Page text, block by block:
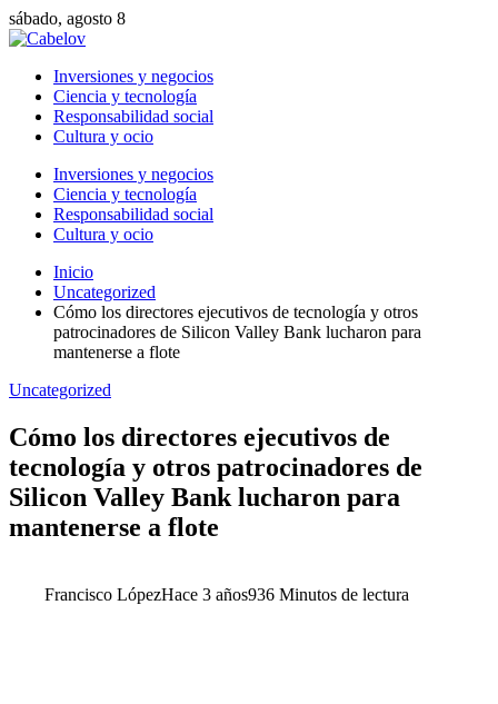
sábado, agosto 8
Inversiones y negocios
Ciencia y tecnología
Responsabilidad social
Cultura y ocio
Inversiones y negocios
Ciencia y tecnología
Responsabilidad social
Cultura y ocio
Inicio
Uncategorized
Cómo los directores ejecutivos de tecnología y otros
patrocinadores de Silicon Valley Bank lucharon para
mantenerse a flote
Uncategorized
Cómo los directores ejecutivos de
tecnología y otros patrocinadores de
Silicon Valley Bank lucharon para
mantenerse a flote
Francisco LópezHace 3 años936 Minutos de lectura